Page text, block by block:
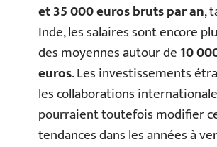
et 35 000 euros bruts par an,
Inde, les salaires sont encore
des moyennes autour de10
euros. Les investissements
les collaborations
pourraient toutefois modifier
tendances dans les années à